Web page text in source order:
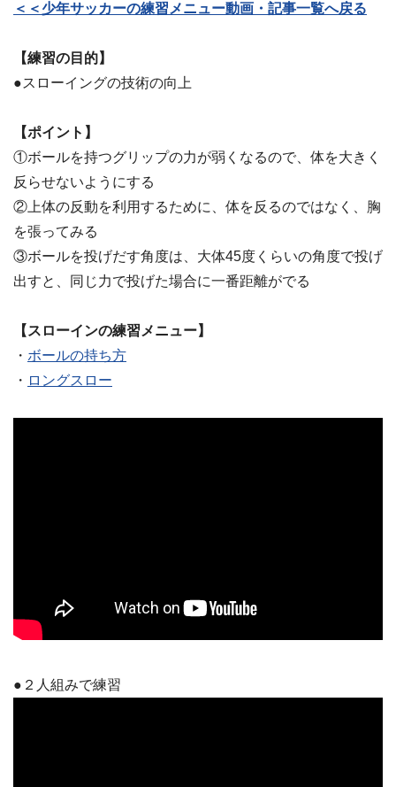
＜＜少年サッカーの練習メニュー動画・記事一覧へ戻る
【練習の目的】
●スローイングの技術の向上
【ポイント】
①ボールを持つグリップの力が弱くなるので、体を大きく
反らせないようにする
②上体の反動を利用するために、体を反るのではなく、胸
を張ってみる
③ボールを投げだす角度は、大体45度くらいの角度で投げ
出すと、同じ力で投げた場合に一番距離がでる
【スローインの練習メニュー】
・ ボールの持ち方
・ ロングスロー
●２人組みで練習